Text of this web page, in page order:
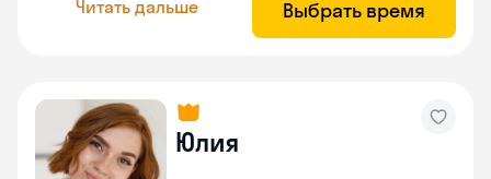
Читать дальше Выбрать время
Юлия